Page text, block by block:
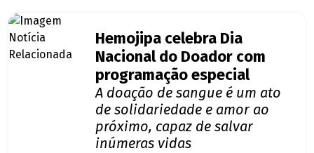
Hemojipa celebra Dia
Nacional do Doador com
programação especial
A doação de sangue é um ato
de solidariedade e amor ao
próximo, capaz de salvar
inúmeras vidas